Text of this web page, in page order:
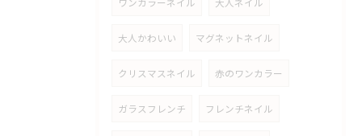
大人かわいい マグネットネイル
クリスマスネイル 赤のワンカラー
ガラスフレンチ フレンチネイル